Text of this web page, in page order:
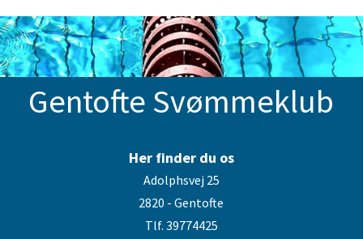
Gentofte Svømmeklub
Her finder du os
Adolphsvej 25
2820 - Gentofte
Tlf. 39774425